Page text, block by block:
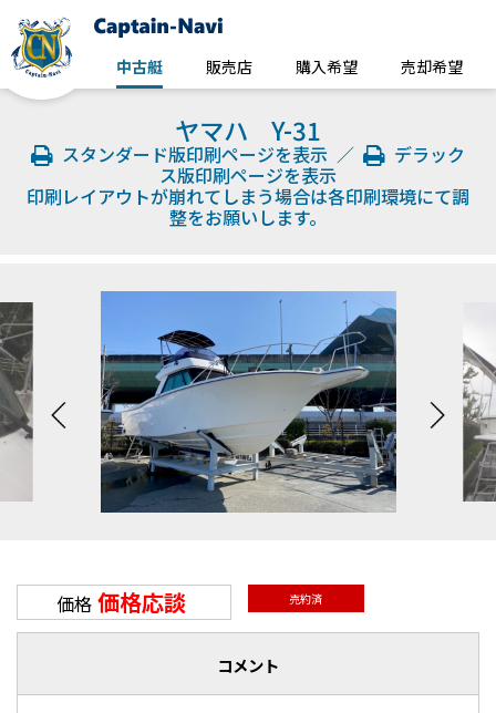
中古艇 販売店 購入希望 売却希望
ヤマハ Y-31
スタンダード版印刷ページを表示 ／
デラック
ス版印刷ページを表示
印刷レイアウトが崩れてしまう場合は各印刷環境にて調
整をお願いします。
価格 価格応談 売約済
コメント